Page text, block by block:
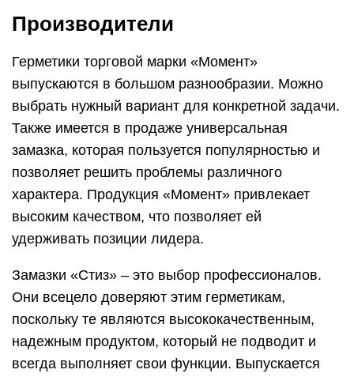
Производители
Герметики торговой марки «Момент»
выпускаются в большом разнообразии. Можно
выбрать нужный вариант для конкретной задачи.
Также имеется в продаже универсальная
замазка, которая пользуется популярностью и
позволяет решить проблемы различного
характера. Продукция «Момент» привлекает
высоким качеством, что позволяет ей
удерживать позиции лидера.
Замазки «Стиз» – это выбор профессионалов.
Они всецело доверяют этим герметикам,
поскольку те являются высококачественным,
надежным продуктом, который не подводит и
всегда выполняет свои функции. Выпускается